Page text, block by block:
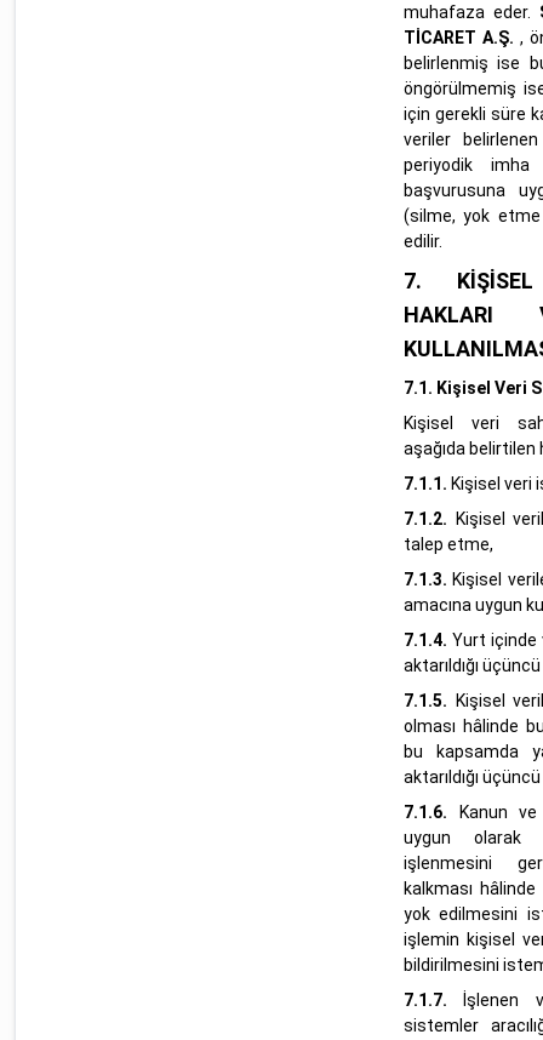
muhafaza eder.
TİCARET A.Ş. ,
belirlenmiş ise
öngörülmemiş
için gerekli süre
veriler
periyodik
başvurusuna
(silme, yok
edilir.
7.
HAKLARI
7.1. Kişisel Veri
Kişisel veri
aşağıda
7.1.1. Kişisel veri
7.1.2.
Kişisel
talep etme,
7.1.3. Kişisel
amacına uygun
7.1.4. Yurt içinde
aktarıldığı
7.1.5.
Kişisel
olması hâlinde
bu kapsamda
aktarıldığı
7.1.6.
Kanun
uygun olarak
işlenmesini
kalkması
yok edilmesini
işlemin kişisel
bildirilmesini
7.1.7.
İşlenen
sistemler